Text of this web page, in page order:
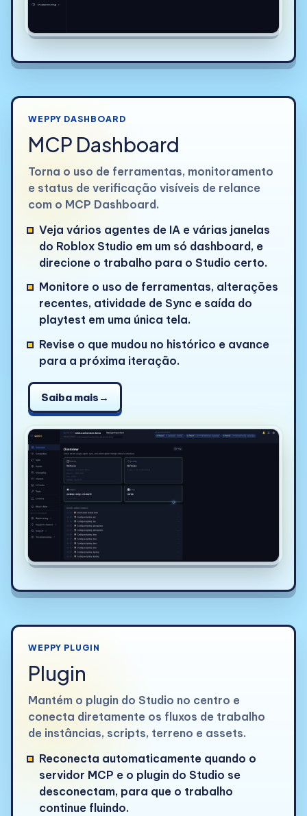
WEPPY DASHBOARD
MCP Dashboard
Torna o uso de ferramentas, monitoramento
e status de verificação visíveis de relance
com o MCP Dashboard.
Veja vários agentes de IA e várias janelas
do Roblox Studio em um só dashboard, e
direcione o trabalho para o Studio certo.
Monitore o uso de ferramentas, alterações
recentes, atividade de Sync e saída do
playtest em uma única tela.
Revise o que mudou no histórico e avance
para a próxima iteração.
Saiba mais →
WEPPY PLUGIN
Plugin
Mantém o plugin do Studio no centro e
conecta diretamente os fluxos de trabalho
de instâncias, scripts, terreno e assets.
Reconecta automaticamente quando o
servidor MCP e o plugin do Studio se
desconectam, para que o trabalho
continue fluindo.